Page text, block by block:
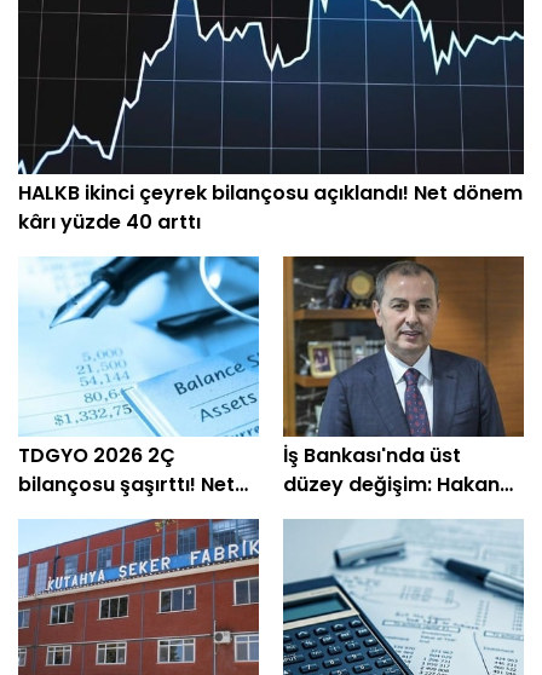
HALKB ikinci çeyrek bilançosu açıklandı! Net dönem
kârı yüzde 40 arttı
TDGYO 2026 2Ç
bilançosu şaşırttı! Net
kâr yüzde 105 bin arttı
İş Bankası'nda üst
düzey değişim: Hakan
Aran görevini
devrediyor